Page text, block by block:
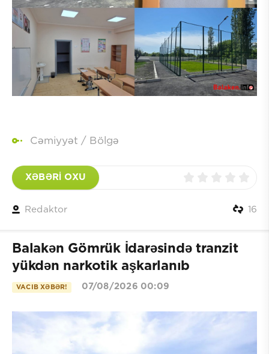
Cəmiyyət / Bölgə
XƏBƏRİ OXU
Redaktor 16
Balakən Gömrük İdarəsində tranzit
yükdən narkotik aşkarlanıb
VACIB XƏBƏR! 07/08/2026 00:09